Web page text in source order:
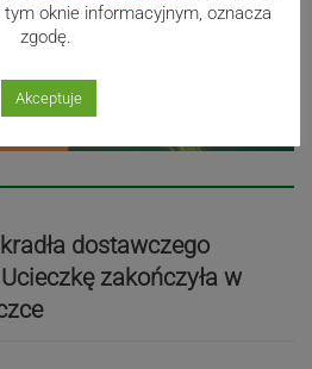
dostawczego
zakończyła w
oknie informacyjnym, oznacza
zgodę.
Akceptuje